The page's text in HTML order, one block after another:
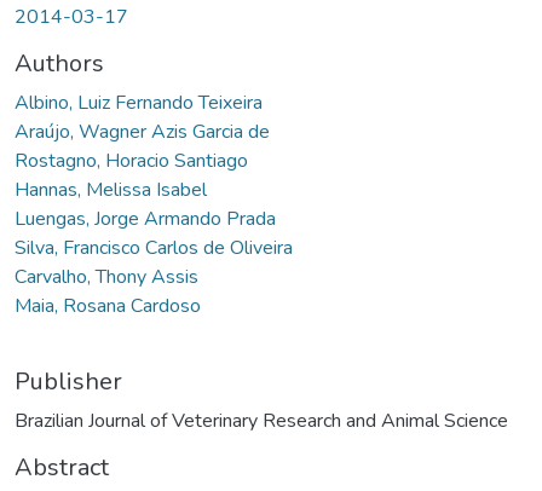
2014-03-17
Authors
Albino, Luiz Fernando Teixeira
Araújo, Wagner Azis Garcia de
Rostagno, Horacio Santiago
Hannas, Melissa Isabel
Luengas, Jorge Armando Prada
Silva, Francisco Carlos de Oliveira
Carvalho, Thony Assis
Maia, Rosana Cardoso
Publisher
Brazilian Journal of Veterinary Research and Animal Science
Abstract